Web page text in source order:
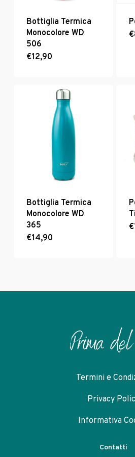
Bottiglia Termica
Monocolore WD
506
€12,90
€
Bottiglia Termica
Monocolore WD
365
€14,90
€
Termini e
Privacy
Informativa
Contatti